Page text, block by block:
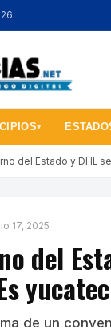
▾
del Estado y DHL
17, 2025
del
de un